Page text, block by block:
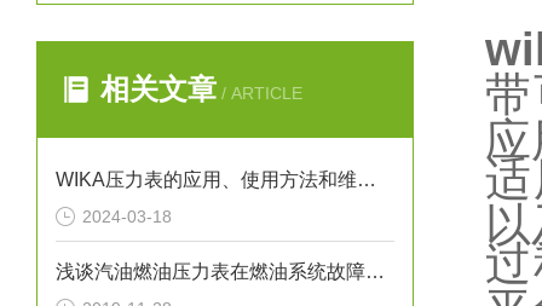
相关文章 / ARTICLE
WIKA压力表的应用、使用方法和维护要点解析
2024-03-18
浅谈汽油燃油压力表在燃油系统故障排除中的应用